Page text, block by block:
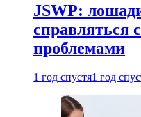
JSWP:
справляться
проблемами
1 год спустя1 год